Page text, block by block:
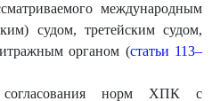
международным
судом, третейским судом,
органом (статьи 113–
норм ХПК с